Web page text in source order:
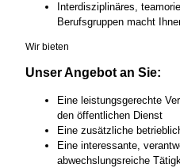
Interdisziplinäres,
Berufsgruppen macht
Wir bieten
Unser Angebot an Sie:
Eine leistungsgerechte
den öffentlichen Dienst
Eine zusätzliche
Eine interessante,
abwechslungsreiche